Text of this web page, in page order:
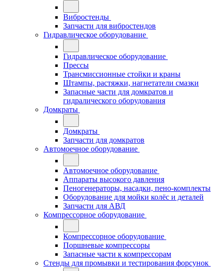
Вибростенды
Запчасти для вибростендов
Гидравлическое оборудование
Гидравлическое оборудование
Прессы
Трансмиссионные стойки и краны
Штампы, растяжки, нагнетатели смазки
Запасные части для домкратов и
гидралического оборудования
Домкраты
Домкраты
Запчасти для домкратов
Автомоечное оборудование
Автомоечное оборудование
Аппараты высокого давления
Пеногенераторы, насадки, пено-комплекты
Оборудование для мойки колёс и деталей
Запчасти для АВД
Компрессорное оборудование
Компрессорное оборудование
Поршневые компрессоры
Запасные части к компрессорам
Стенды для промывки и тестирования форсунок